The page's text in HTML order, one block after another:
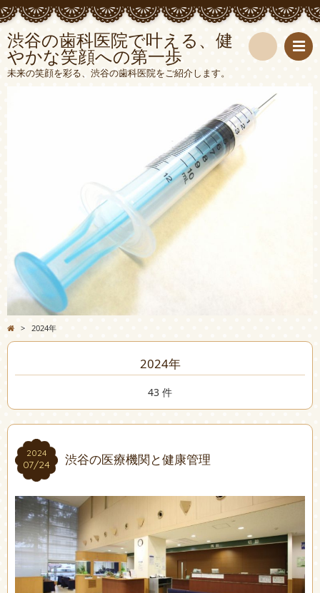
渋谷の歯科医院で叶える、健
やかな笑顔への第一歩
未来の笑顔を彩る、渋谷の歯科医院をご紹介します。
索
> 2024年
2024年
43 件
2024
07/24
2024
07/24 渋谷の医療機関と健康管理